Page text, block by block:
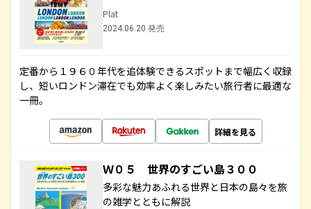
Plat
2024.06.20 発売
定番から１９６０年代を追体験できるスポットまで幅広く収録
し、短いロンドン滞在でも効率よく楽しみたい旅行者に最適な
一冊。
詳細を見る
Ｗ０５ 世界のすごい島３００
多彩な魅力あふれる世界と日本の島々を旅
の雑学とともに解説